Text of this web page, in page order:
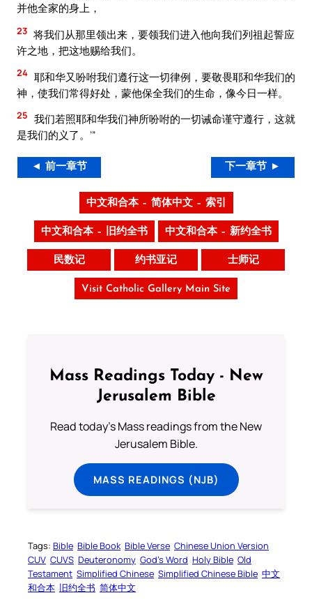
并他全家的身上，
23 将我们从那里领出来，要领我们进入他向我们列祖起誓应
许之地，把这地赐给我们。
24 耶和华又吩咐我们遵行这一切律例，要敬畏耶和华我们的
神，使我们常得好处，蒙他保全我们的生命，像今日一样。
25 我们若照耶和华我们神所吩咐的一切诫命谨守遵行，这就
是我们的义了。’”
◄ 前一章节 下一章节 ►
中文和合本 – 简体中文 – 索引
中文和合本 – 旧约全书 中文和合本 – 新约全书
民数记 约书亚记 士师记
Visit Catholic Gallery Main Site
Mass Readings Today - New
Jerusalem Bible
Read today's Mass readings from the New
Jerusalem Bible.
MASS READINGS (NJB)
Tags: Bible Bible Book Bible Verse Chinese Union Version
CUV CUVS Deuteronomy God’s Word Holy Bible Old
Testament Simplified Chinese Simplified Chinese Bible 中文
和合本 旧约全书 简体中文